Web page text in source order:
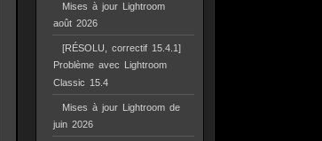
Mises à jour Lightroom
août 2026
[RÉSOLU, correctif 15.4.1]
Problème avec Lightroom
Classic 15.4
Mises à jour Lightroom de
juin 2026